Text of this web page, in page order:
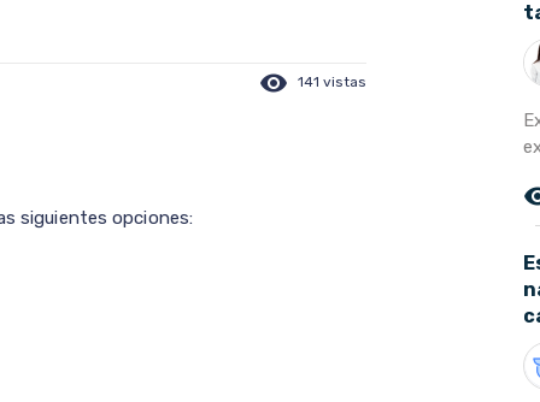
visibility 141 vistas
siguientes opciones: